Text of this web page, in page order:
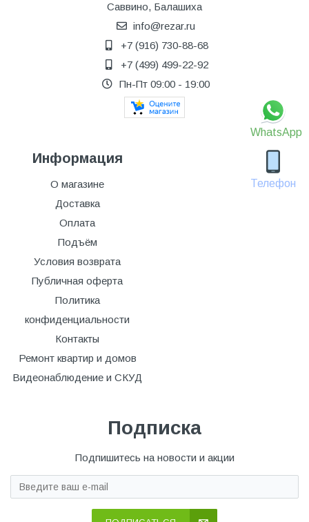
WhatsApp
Телефон
Саввино, Балашиха
info@rezar.ru
+7 (916) 730-88-68
+7 (499) 499-22-92
Пн-Пт 09:00 - 19:00
Информация
О магазине
Доставка
Оплата
Подъём
Условия возврата
Публичная оферта
Политика
конфиденциальности
Контакты
Ремонт квартир и домов
Видеонаблюдение и СКУД
Подписка
Подпишитесь на новости и акции